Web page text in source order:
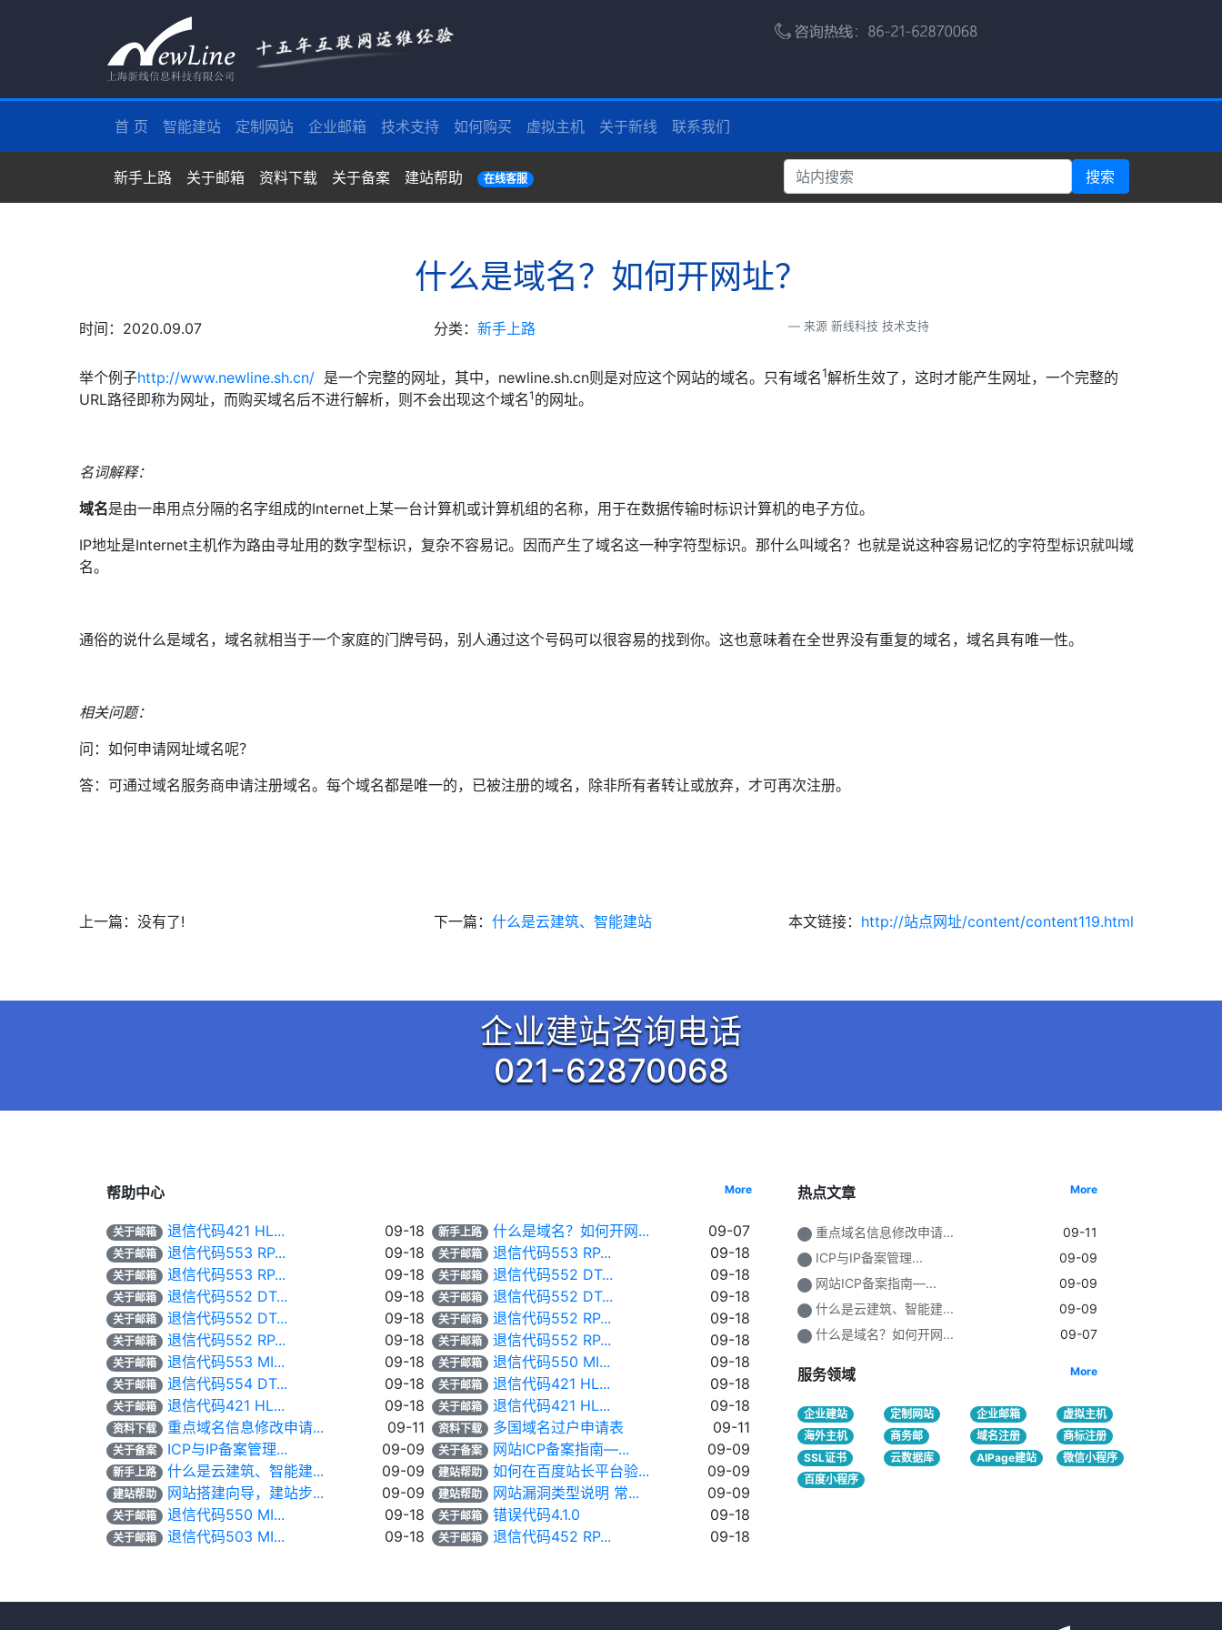
首 页 智能建站 定制网站 企业邮箱 技术支持 如何购买 虚拟主机 关于新线 联系我们
新手上路 关于邮箱 资料下载 关于备案 建站帮助 在线客服 搜索
什么是域名？如何开网址？
时间：2020.09.07 分类： 新手上路 来源 新线科技 技术支持
举个例子http://www.newline.sh.cn/ 是一个完整的网址，其中，newline.sh.cn则是对应这个网站的域名。只有域名1解析生效了，这时才能产生网址，一个完整的
URL路径即称为网址，而购买域名后不进行解析，则不会出现这个域名1 的网址。
名词解释：
域名是由一串用点分隔的名字组成的Internet上某一台计算机或计算机组的名称，用于在数据传输时标识计算机的电子方位。
IP地址是Internet主机作为路由寻址用的数字型标识，复杂不容易记。因而产生了域名这一种字符型标识。那什么叫域名？也就是说这种容易记忆的字符型标识就叫域
名。
通俗的说什么是域名，域名就相当于一个家庭的门牌号码，别人通过这个号码可以很容易的找到你。这也意味着在全世界没有重复的域名，域名具有唯一性。
相关问题：
问：如何申请网址域名呢？
答：可通过域名服务商申请注册域名。每个域名都是唯一的，已被注册的域名，除非所有者转让或放弃，才可再次注册。
上一篇：没有了! 下一篇： 什么是云建筑、智能建站 本文链接： http://站点网址/content/content119.html
企业建站咨询电话
021-62870068
More
帮助中心
09-18
关于邮箱 退信代码421 HL... 09-07
新手上路
什么是域名？如何开网...
09-18
关于邮箱 退信代码553 RP... 09-18
关于邮箱
退信代码553 RP...
09-18
关于邮箱 退信代码553 RP... 09-18
关于邮箱
退信代码552 DT...
09-18
关于邮箱 退信代码552 DT... 09-18
关于邮箱
退信代码552 DT...
09-18
关于邮箱 退信代码552 DT... 09-18
关于邮箱
退信代码552 RP...
09-18
关于邮箱 退信代码552 RP... 09-18
关于邮箱
退信代码552 RP...
09-18
关于邮箱 退信代码553 MI... 09-18
关于邮箱
退信代码550 MI...
09-18
关于邮箱 退信代码554 DT... 09-18
关于邮箱
退信代码421 HL...
09-18
关于邮箱 退信代码421 HL... 09-18
关于邮箱
退信代码421 HL...
09-11
资料下载 重点域名信息修改申请... 09-11
资料下载
多国域名过户申请表
09-09
关于备案 ICP与IP备案管理... 09-09
关于备案
网站ICP备案指南—...
09-09
新手上路 什么是云建筑、智能建... 09-09
建站帮助
如何在百度站长平台验...
09-09
建站帮助 网站搭建向导，建站步... 09-09
建站帮助
网站漏洞类型说明 常...
09-18
关于邮箱 退信代码550 MI... 09-18
关于邮箱
错误代码4.1.0
09-18
关于邮箱 退信代码503 MI... 09-18
关于邮箱 退信代码452 RP...
More
热点文章
09-11
重点域名信息修改申请...
09-09
ICP与IP备案管理...
09-09
网站ICP备案指南—...
09-09
什么是云建筑、智能建...
09-07
什么是域名？如何开网...
More
服务领域
企业建站 定制网站 企业邮箱
虚拟主机
海外主机
商务邮 域名注册
商标注册
SSL证书
云数据库 AIPage建站
微信小程序
百度小程序